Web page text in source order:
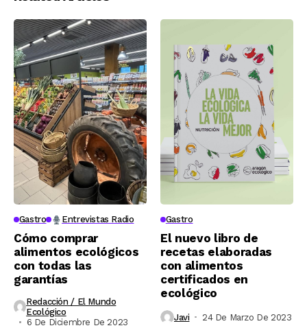
Gastro Entrevistas Radio
Cómo comprar
alimentos ecológicos
con todas las
garantías
Redacción / El Mundo
Ecológico
6 De Diciembre De 2023
Gastro
El nuevo libro de
recetas elaboradas
con alimentos
certificados en
ecológico
Javi 24 De Marzo De 2023